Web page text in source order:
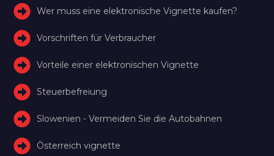
Wer muss eine elektronische Vignette kaufen?
Vorschriften für Verbraucher
Vorteile einer elektronischen Vignette
Steuerbefreiung
Slowenien - Vermeiden Sie die Autobahnen
Österreich vignette